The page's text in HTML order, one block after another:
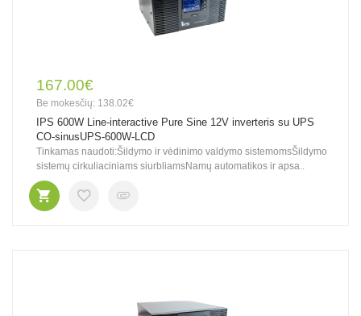
167.00€
Be mokesčių: 138.02€
IPS 600W Line-interactive Pure Sine 12V inverteris su UPS
CO-sinusUPS-600W-LCD
Tinkamas naudoti:Šildymo ir vėdinimo valdymo sistemomsŠildymo
sistemų cirkuliaciniams siurbliamsNamų automatikos ir apsa..